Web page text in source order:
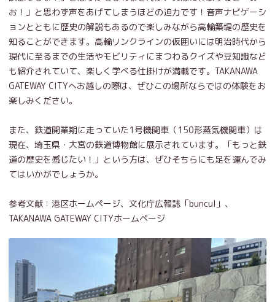
お！」と思わず声をあげてしまうほどの迫力です！音声ナビゲーシ
ョンとともに歴史の解説もあるので楽しみながら高輪築堤の歴史を
知ることができます。高輪リンクラインの仮囲いには明治時代から
現代に至るまでの生活やモビリティにまつわるクイズや豆知識など
も紹介されていて、楽しく学べる仕掛けが満載です。TAKANAWA
GATEWAY CITYへお越しの際は、ぜひこの場所ならではの体験をお
楽しみください。
また、鉄道開業期に走っていた1号機関車（150形蒸気機関車）は
現在、埼玉県・大宮の鉄道博物館に展示されています。「もっと鉄
道の歴史を感じたい！」という方は、ぜひそちらにも足を運んでみ
てはいかがでしょうか。
参考文献：港区ホームページ、文化庁広報誌「buncul」、
TAKANAWA GATEWAY CITYホームページ